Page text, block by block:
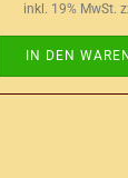
inkl. 19% MwSt.
IN DEN